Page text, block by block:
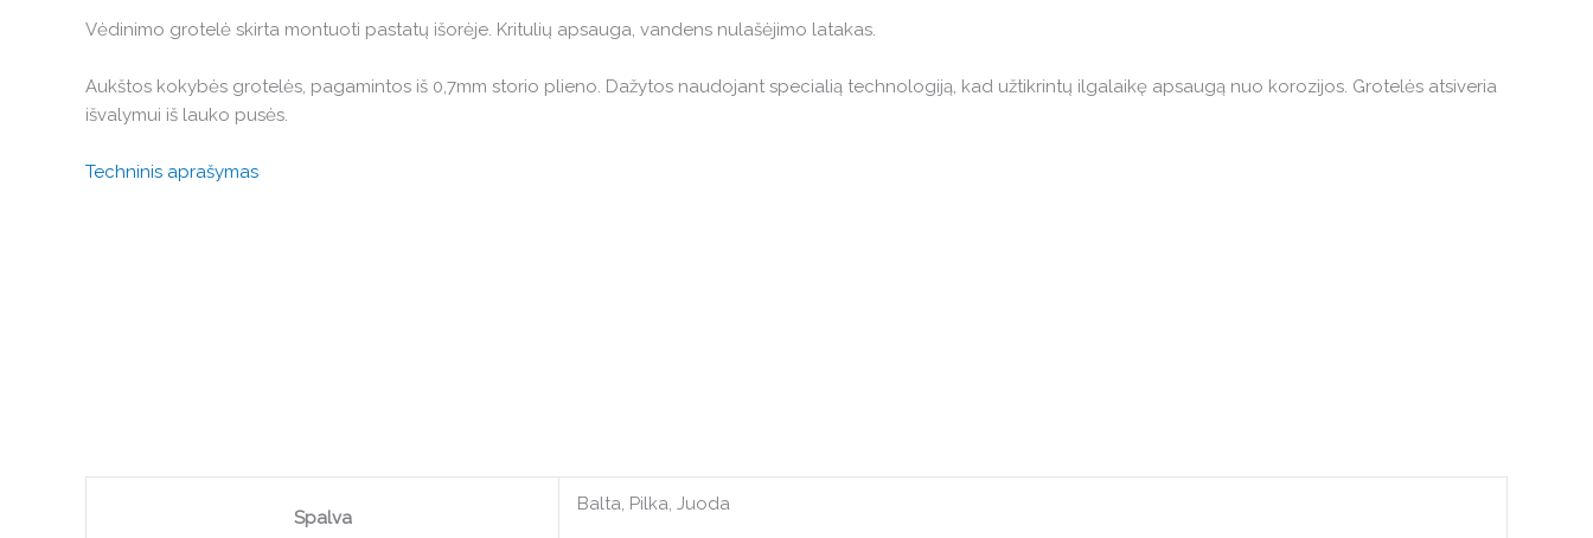
Vėdinimo grotelė skirta montuoti pastatų išorėje. Kritulių apsauga, vandens nulašėjimo latakas.
Aukštos kokybės grotelės, pagamintos iš 0,7mm storio plieno. Dažytos naudojant specialią technologiją, kad užtikrintų ilgalaikę apsaugą nuo korozijos. Grotelės atsiveria
išvalymui iš lauko pusės.
Techninis aprašymas
Spalva
Balta, Pilka, Juoda